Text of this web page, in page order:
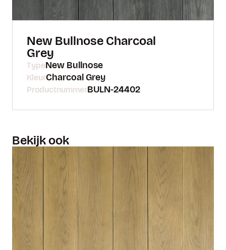
New Bullnose Charcoal
Grey
TypeNew Bullnose
KleurCharcoal Grey
ProductnummerBULN-24402
Bekijk ook